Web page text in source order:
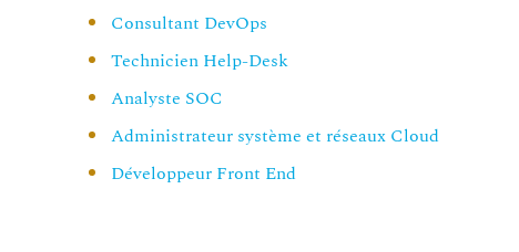
Consultant DevOps
Technicien Help-Desk
Analyste SOC
Administrateur système et réseaux Cloud
Développeur Front End